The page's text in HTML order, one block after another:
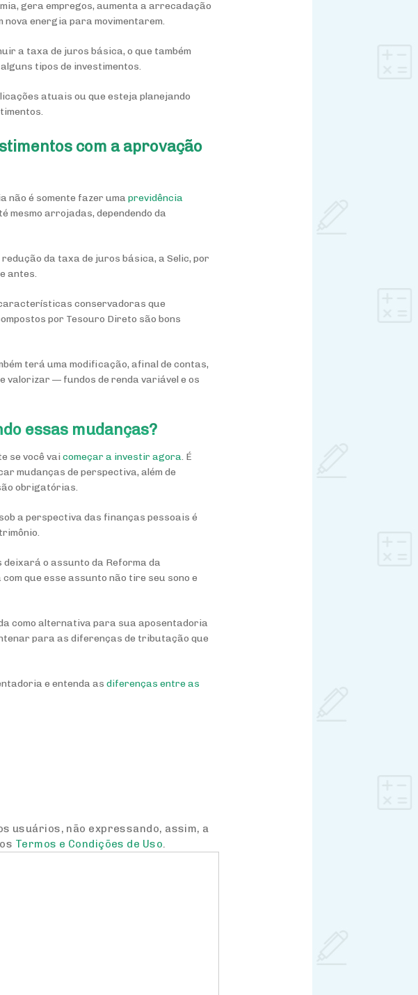
gera empregos, aumenta a arrecadação
nova energia para movimentarem.
a taxa de juros básica, o que também
tipos de investimentos.
atuais ou que esteja planejando
com a aprovação
não é somente fazer umaprevidência
mesmo arrojadas, dependendo da
da taxa de juros básica, a Selic, por
antes.
conservadoras que
por Tesouro Direto são bons
terá uma modificação, afinal de contas,
valorizar — fundos de renda variável e os
essas mudanças?
se você vaicomeçar a investir agora. É
mudanças de perspectiva, além de
obrigatórias.
a perspectiva das finanças pessoais é
o assunto da Reforma da
que esse assunto não tire seu sono e
como alternativa para sua aposentadoria
para as diferenças de tributação que
e entenda asdiferenças entre as
usuários, não expressando, assim, a
Termos e Condições de Uso.